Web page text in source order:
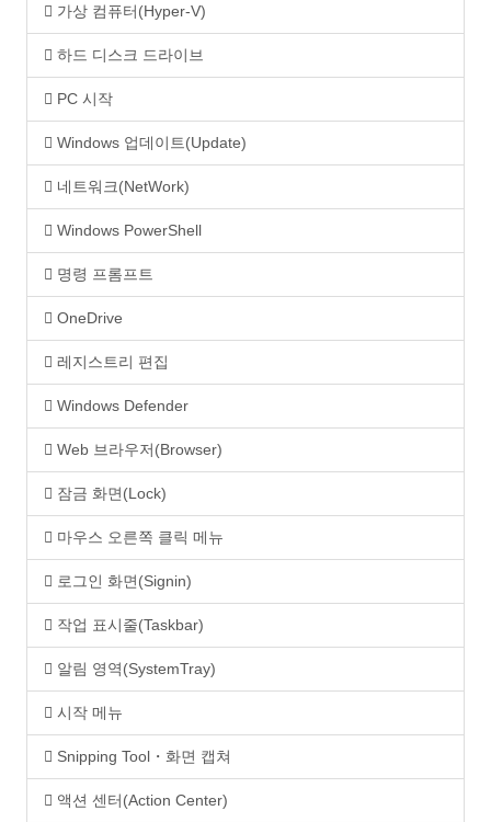
가상 컴퓨터(Hyper-V)
하드 디스크 드라이브
PC 시작
Windows 업데이트(Update)
네트워크(NetWork)
Windows PowerShell
명령 프롬프트
OneDrive
레지스트리 편집
Windows Defender
Web 브라우저(Browser)
잠금 화면(Lock)
마우스 오른쪽 클릭 메뉴
로그인 화면(Signin)
작업 표시줄(Taskbar)
알림 영역(SystemTray)
시작 메뉴
Snipping Tool・화면 캡쳐
액션 센터(Action Center)